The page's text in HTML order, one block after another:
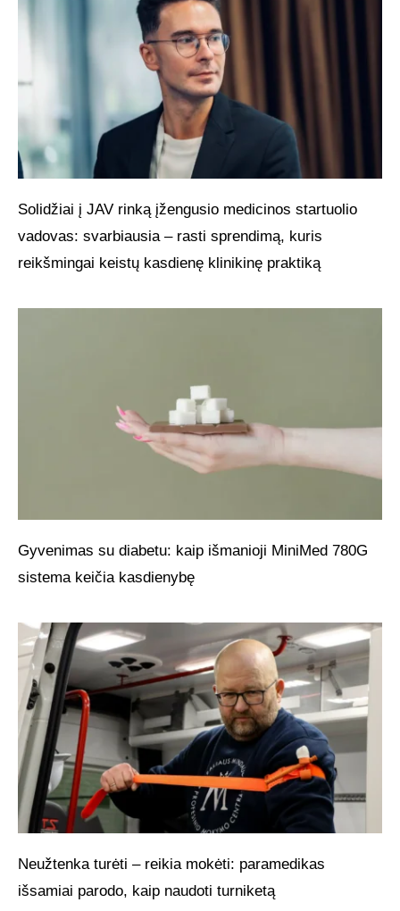
Solidžiai į JAV rinką įžengusio medicinos startuolio
vadovas: svarbiausia – rasti sprendimą, kuris
reikšmingai keistų kasdienę klinikinę praktiką
Gyvenimas su diabetu: kaip išmanioji MiniMed 780G
sistema keičia kasdienybę
Neužtenka turėti – reikia mokėti: paramedikas
išsamiai parodo, kaip naudoti turniketą